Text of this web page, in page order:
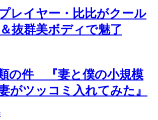
レイヤー・比比がクール
抜群美ボディで魅了
の件 『妻と僕の小規模
がツッコミ入れてみた』